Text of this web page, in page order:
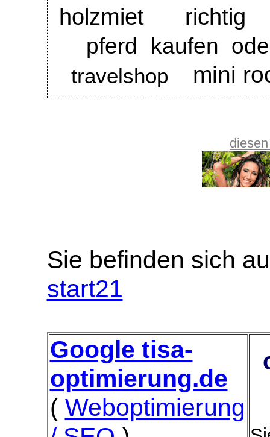
holzmiet richtig
pferd kaufen
travelshop mini
Sie befinden sich
start21
Google tisa-
optimierung.de
( Weboptimierung